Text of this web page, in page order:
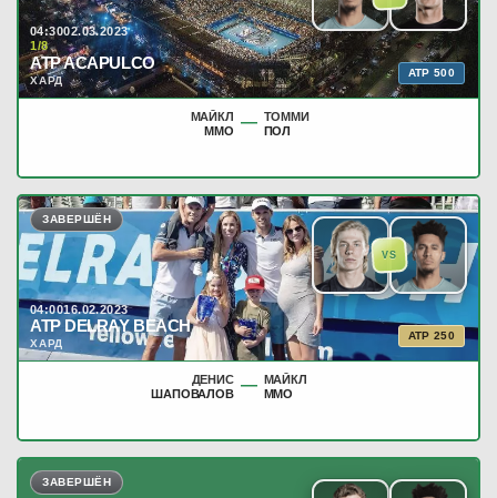
04:3002.03.2023
1/8
ATP ACAPULCO
ХАРД
ATP 500
МАЙКЛ
ММО — ТОММИ
ПОЛ
VS
ЗАВЕРШЁН
04:0016.02.2023
ATP DELRAY BEACH
ХАРД
ATP 250
ДЕНИС
ШАПОВАЛОВ — МАЙКЛ
ММО
ЗАВЕРШЁН